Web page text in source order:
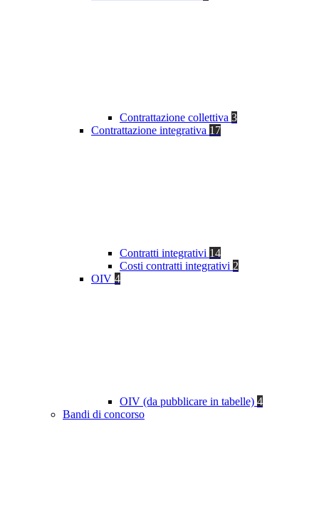
Contrattazione collettiva 3
Contrattazione integrativa 17
Contratti integrativi 14
Costi contratti integrativi 2
OIV 4
OIV (da pubblicare in tabelle) 4
Bandi di concorso